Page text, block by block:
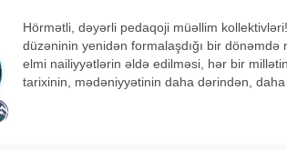
Hörmətli, dəyərli pedaqoji müəllim
düzəninin yenidən formalaşdığı bir
elmi nailiyyətlərin əldə edilməsi, hər bir
tarixinin, mədəniyyətinin daha dərindən,